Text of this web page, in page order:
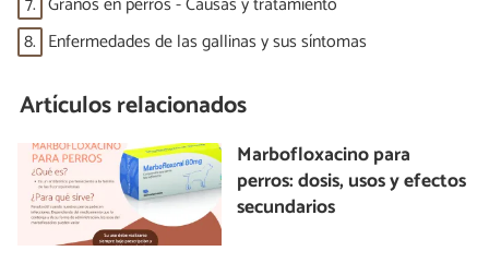
8. Enfermedades de las gallinas y sus síntomas
Artículos relacionados
Marbofloxacino para
perros: dosis, usos y efectos
secundarios